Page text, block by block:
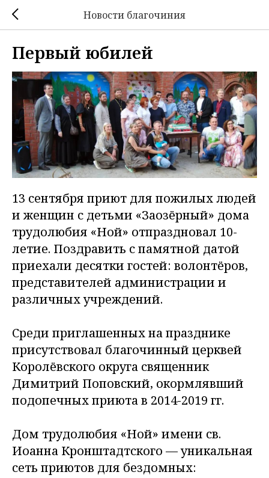
Новости благочиния
Первый юбилей
13 сентября приют для пожилых людей
и женщин с детьми «Заозёрный» дома
трудолюбия «Ной» отпраздновал 10-
летие. Поздравить с памятной датой
приехали десятки гостей: волонтёров,
представителей администрации и
различных учреждений.
Среди приглашенных на празднике
присутствовал благочинный церквей
Королёвского округа священник
Димитрий Поповский, окормлявший
подопечных приюта в 2014-2019 гг.
Дом трудолюбия «Ной» имени св.
Иоанна Кронштадтского — уникальная
сеть приютов для бездомных: